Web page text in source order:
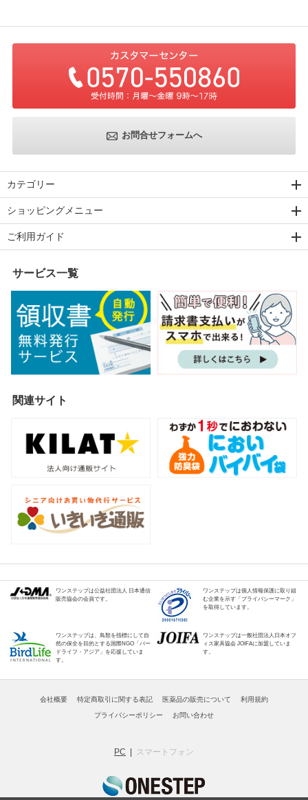
お問合せフォームへ
カテゴリー
ショッピングメニュー
ご利用ガイド
サービス一覧
関連サイト
ワンステップは公益社団法人 日本通信
販売協会の会員です。
ワンステップは個人情報保護に取り組
む企業を示す「プライバシーマーク」
を取得しています。
ワンステップは、鳥類を指標にして自
然の保全を目的とする国際NGO「バー
ドライフ・アジア」を応援していま
す。
ワンステップは一般社団法人日本オフ
ィス家具協会 JOIFAに加盟していま
す。
会社概要 特定商取引に関する表記 医薬品の販売について 利用規約
プライバシーポリシー お問い合わせ
PC スマートフォン